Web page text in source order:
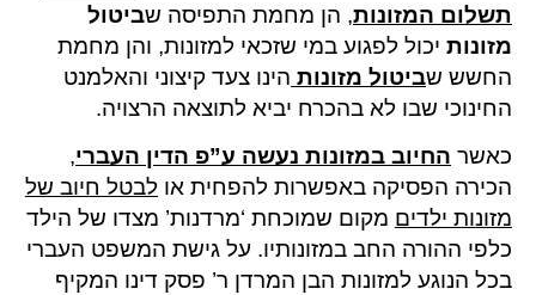
תשלום המזונות, הן מחמת התפיסה שביטול
מזונות יכול לפגוע במי שזכאי למזונות, והן מחמת
החשש שביטול מזונות הינו צעד קיצוני והאלמנט
החינוכי שבו לא בהכרח יביא לתוצאה הרצויה.
כאשר החיוב במזונות נעשה ע”פ הדין העברי,
הכירה הפסיקה באפשרות להפחית או לבטל חיוב של
מזונות ילדים מקום שמוכחת ‘מרדנות’ מצדו של הילד
כלפי ההורה החב במזונותיו. על גישת המשפט העברי
בכל הנוגע למזונות הבן המרדן ר’ פסק דינו המקיף